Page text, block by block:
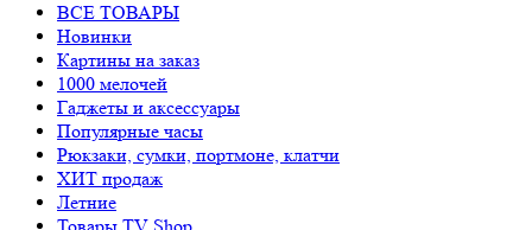
ВСЕ ТОВАРЫ
Новинки
Картины на заказ
1000 мелочей
Гаджеты и аксессуары
Популярные часы
Рюкзаки, сумки, портмоне, клатчи
ХИТ продаж
Летние